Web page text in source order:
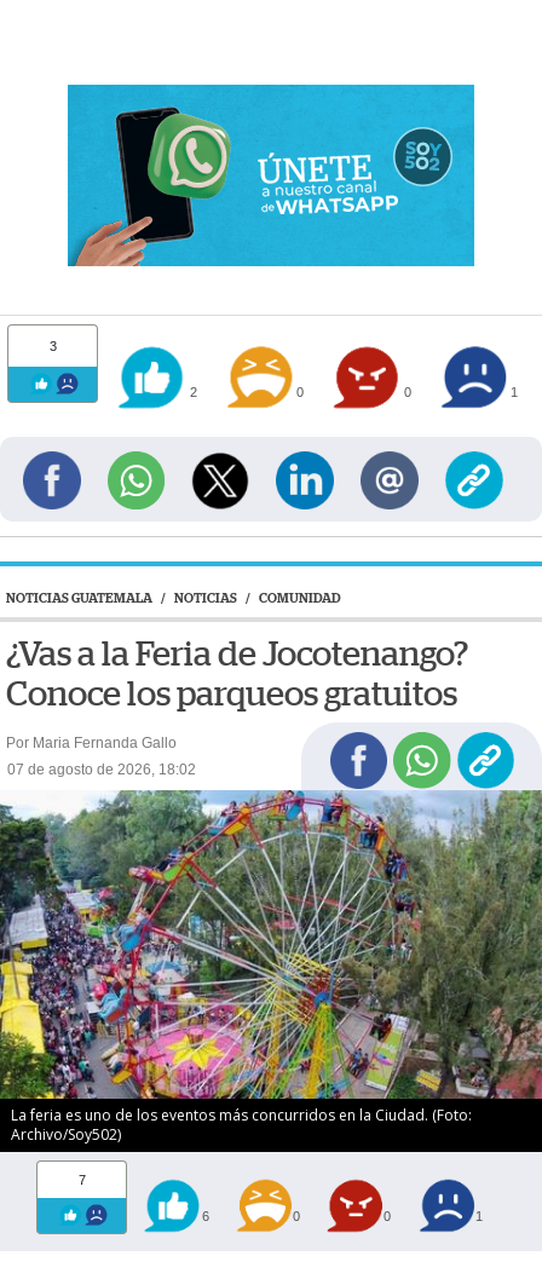
3
2 0 0 1
NOTICIAS GUATEMALA / NOTICIAS / COMUNIDAD
¿Vas a la Feria de Jocotenango?
Conoce los parqueos gratuitos
Por Maria Fernanda Gallo
07 de agosto de 2026, 18:02
La feria es uno de los eventos más concurridos en la Ciudad. (Foto:
Archivo/Soy502)
7
6 0 0 1